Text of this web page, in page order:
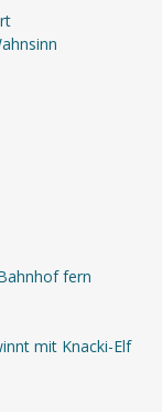
fern
mit Knacki-Elf